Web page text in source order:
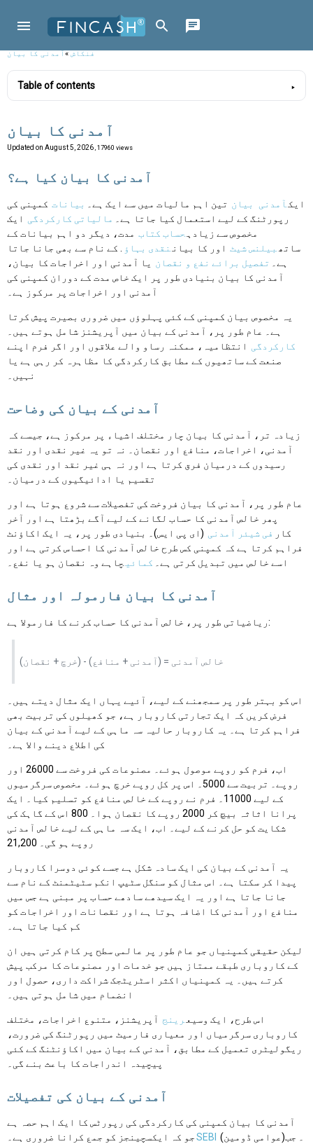
فنکاش»آمدنی کا بیان
Table of contents
آمدنی کا بیان
Updated on August 5, 2026 , 17960 views
آمدنی کا بیان کیا ہے؟
ایک آمدنی بیان تین اہم مالیات میں سے ایک ہے۔ بیانات کمپنی کی
رپورٹنگ کے لیے استعمال کیا جاتا ہے۔
مالیاتی کارکردگی ایک
مخصوص سے زیادہ حساب کتاب مدت، دیگر دو اہم بیانات کے
ساتھ بیلنس شیٹ اور کا بیان نقدی بہاؤ
. کے نام سے بھی جانا جاتا
ہے۔
تفصیل برائے نفع و نقصان
یا آمدنی اور اخراجات کا بیان،
آمدنی کا بیان بنیادی طور پر ایک خاص مدت کے دوران کمپنی کی
آمدنی اور اخراجات پر مرکوز ہے۔
یہ مخصوص بیان کمپنی کے کئی پہلوؤں میں ضروری بصیرت پیش کرتا
ہے۔ عام طور پر، آمدنی کے بیان میں آپریشنز شامل ہوتے ہیں۔
کارکردگی انتظامیہ، ممکنہ رساو والے علاقوں اور اگر فرم اپنے
صنعت کے ساتھیوں کے مطابق کارکردگی کا مظاہرہ کر رہی ہے یا
نہیں۔
آمدنی کے بیان کی وضاحت
زیادہ تر، آمدنی کا بیان چار مختلف اشیاء پر مرکوز ہے، جیسے کہ
آمدنی، اخراجات، منافع اور نقصان۔ نہ تو یہ غیر نقدی اور نقد
رسیدوں کے درمیان فرق کرتا ہے اور نہ ہی غیر نقد اور نقدی کی
تقسیم یا ادائیگیوں کے درمیان۔
عام طور پر، آمدنی کا بیان فروخت کی تفصیلات سے شروع ہوتا ہے اور
پھر خالص آمدنی کا حساب لگانے کے لیے آگے بڑھتا ہے اور آخر
کار فی شیئر آمدنی (ای پی ایس)۔ بنیادی طور پر، یہ ایک اکاؤنٹ
فراہم کرتا ہے کہ کمپنی کس طرح خالص آمدنی کا احساس کرتی ہے اور
اسے خالص میں تبدیل کرتی ہے۔
کمائی چاہے وہ نقصان ہو یا نفع۔
آمدنی کا بیان فارمولہ اور مثال
ریاضیاتی طور پر، خالص آمدنی کا حساب کرنے کا فارمولا ہے:
خالص آمدنی = (آمدنی + منافع) - (خرچ + نقصان)
اس کو بہتر طور پر سمجھنے کے لیے، آئیے یہاں ایک مثال دیتے ہیں۔
فرض کریں کہ ایک تجارتی کاروبار ہے، جو کھیلوں کی تربیت بھی
فراہم کرتا ہے۔ یہ کاروبار حالیہ سہ ماہی کے لیے آمدنی کے بیان
کی اطلاع دینے والا ہے۔
اب، فرم کو روپے موصول ہوئے۔ مصنوعات کی فروخت سے 26000 اور
روپے۔ تربیت سے 5000۔ اس پر کل روپے خرچ ہوئے۔ مخصوص سرگرمیوں
کے لیے 11000۔ فرم نے روپے کے خالص منافع کو تسلیم کیا۔ ایک
پرانا اثاثہ بیچ کر 2000 روپے کا نقصان ہوا۔ 800 اس کے گاہک کی
شکایت کو حل کرنے کے لیے۔ اب، ایک سہ ماہی کے لیے خالص آمدنی
روپے ہو گی۔ 21,200
یہ آمدنی کے بیان کی ایک سادہ شکل ہے جسے کوئی دوسرا کاروبار
پیدا کر سکتا ہے۔ اس مثال کو سنگل سٹیپ انکم سٹیٹمنٹ کے نام سے
جانا جاتا ہے اور یہ ایک سیدھے سادھے حساب پر مبنی ہے جس میں
منافع اور آمدنی کا اضافہ ہوتا ہے اور نقصانات اور اخراجات کو
کم کیا جاتا ہے۔
لیکن حقیقی کمپنیاں جو عام طور پر عالمی سطح پر کام کرتی ہیں ان
کے کاروباری طبقے ممتاز ہیں جو خدمات اور مصنوعات کا مرکب پیش
کرتے ہیں۔ یہ کمپنیاں اکثر اسٹریٹجک شراکت داری، حصول اور
انضمام میں شامل ہوتی ہیں۔
اس طرح، ایک وسیع رینج آپریشنز، متنوع اخراجات، مختلف
کاروباری سرگرمیاں اور معیاری فارمیٹ میں رپورٹنگ کی ضرورت،
ریگولیٹری تعمیل کے مطابق، آمدنی کے بیان میں اکاؤنٹنگ کے کئی
پیچیدہ اندراجات کا باعث بنے گی۔
آمدنی کے بیان کی تفصیلات
آمدنی کا بیان کمپنی کی کارکردگی کی رپورٹس کا ایک اہم حصہ ہے
جو کہ ایکسچینجز کو جمع کرانا ضروری ہے۔SEBI (عوامی ڈومین)۔ جب